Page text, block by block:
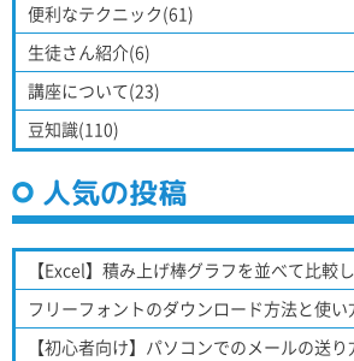
便利なテクニック(61)
生徒さん紹介(6)
講座について(23)
豆知識(110)
人気の投稿
【Excel】積み上げ棒グラフを並べて比較
フリーフォントのダウンロード方法と使い
【初心者向け】パソコンでのメールの送